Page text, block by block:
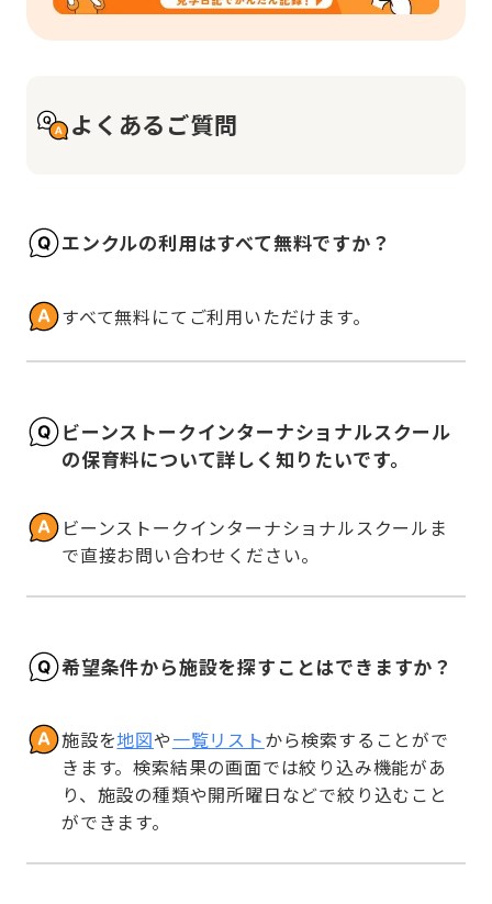
よくあるご質問
エンクルの利用はすべて無料ですか？
すべて無料にてご利用いただけます。
ビーンストークインターナショナルスクール
の保育料について詳しく知りたいです。
ビーンストークインターナショナルスクールま
で直接お問い合わせください。
希望条件から施設を探すことはできますか？
施設を地図や一覧リストから検索することがで
きます。検索結果の画面では絞り込み機能があ
り、施設の種類や開所曜日などで絞り込むこと
ができます。